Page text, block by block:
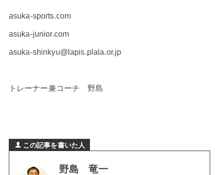
asuka-sports.com
asuka-junior.com
asuka-shinkyu@lapis.plala.or.jp
トレーナー兼コーチ 野島
この記事を書いた人
野島 竜一